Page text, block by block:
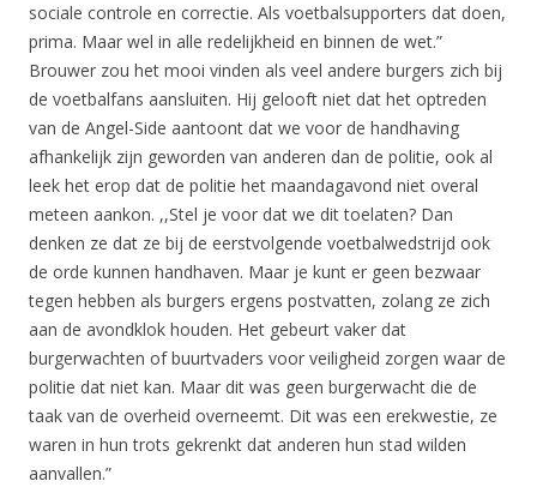
sociale controle en correctie. Als voetbalsupporters dat doen,
prima. Maar wel in alle redelijkheid en binnen de wet.”
Brouwer zou het mooi vinden als veel andere burgers zich bij
de voetbalfans aansluiten. Hij gelooft niet dat het optreden
van de Angel-Side aantoont dat we voor de handhaving
afhankelijk zijn geworden van anderen dan de politie, ook al
leek het erop dat de politie het maandagavond niet overal
meteen aankon. ,,Stel je voor dat we dit toelaten? Dan
denken ze dat ze bij de eerstvolgende voetbalwedstrijd ook
de orde kunnen handhaven. Maar je kunt er geen bezwaar
tegen hebben als burgers ergens postvatten, zolang ze zich
aan de avondklok houden. Het gebeurt vaker dat
burgerwachten of buurtvaders voor veiligheid zorgen waar de
politie dat niet kan. Maar dit was geen burgerwacht die de
taak van de overheid overneemt. Dit was een erekwestie, ze
waren in hun trots gekrenkt dat anderen hun stad wilden
aanvallen.”